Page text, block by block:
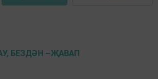
БЕЗДӘН –ҖАВАП